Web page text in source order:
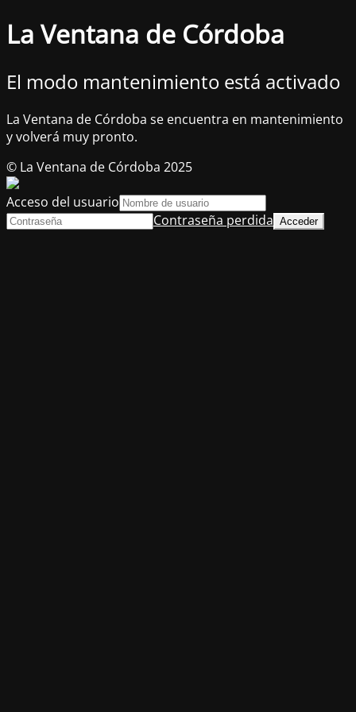
La Ventana de Córdoba
El modo mantenimiento está activado
La Ventana de Córdoba se encuentra en mantenimiento
y volverá muy pronto.
© La Ventana de Córdoba 2025
Acceso del usuario
Contraseña perdida